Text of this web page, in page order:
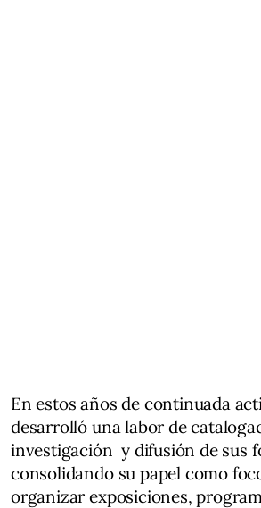
En estos años de continuada
desarrolló una labor de
investigación y difusión de sus
consolidando su papel como
organizar exposiciones,